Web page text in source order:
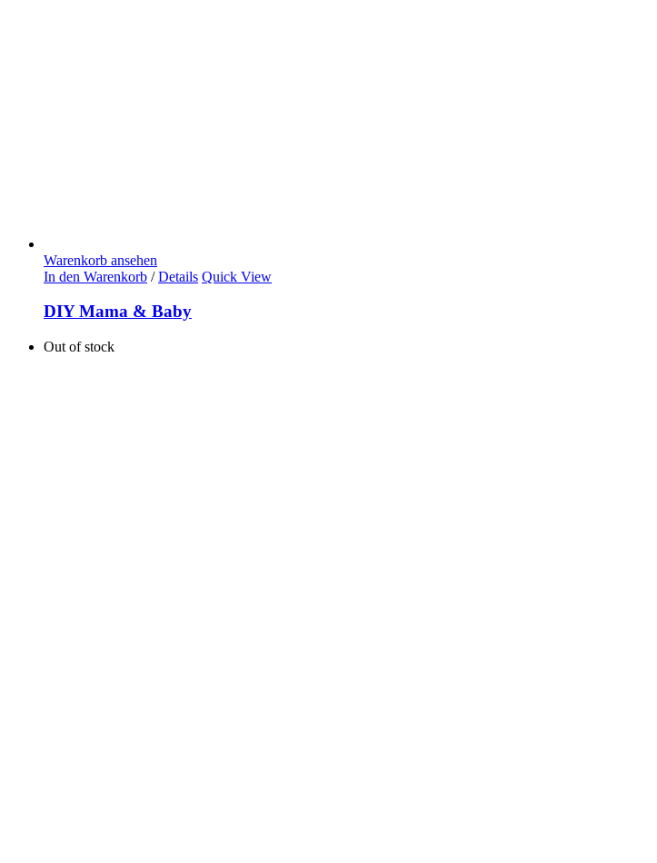
Warenkorb ansehen
In den Warenkorb / Details Quick View
DIY Mama & Baby
Out of stock